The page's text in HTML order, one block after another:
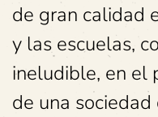
de gran calidad
y las escuelas,
ineludible, en el
de una